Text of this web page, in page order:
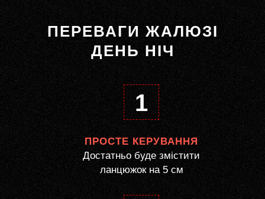
ПЕРЕВАГИ ЖАЛЮЗІ
ДЕНЬ НІЧ
1
ПРОСТЕ КЕРУВАННЯ
Достатньо буде змістити
ланцюжок на 5 см